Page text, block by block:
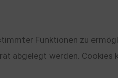
Funktionen zu
abgelegt werden. Cookies